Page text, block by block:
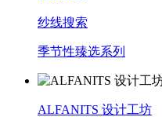
纱线搜索
季节性臻选系列
ALFANITS 设计工坊